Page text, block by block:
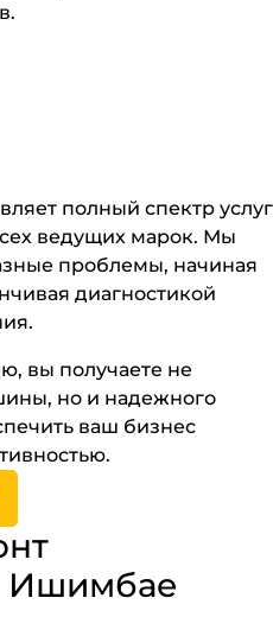
полный спектр услуг
ведущих марок. Мы
проблемы, начиная
диагностикой
вы получаете не
но и надежного
ваш бизнес
Ишимбае